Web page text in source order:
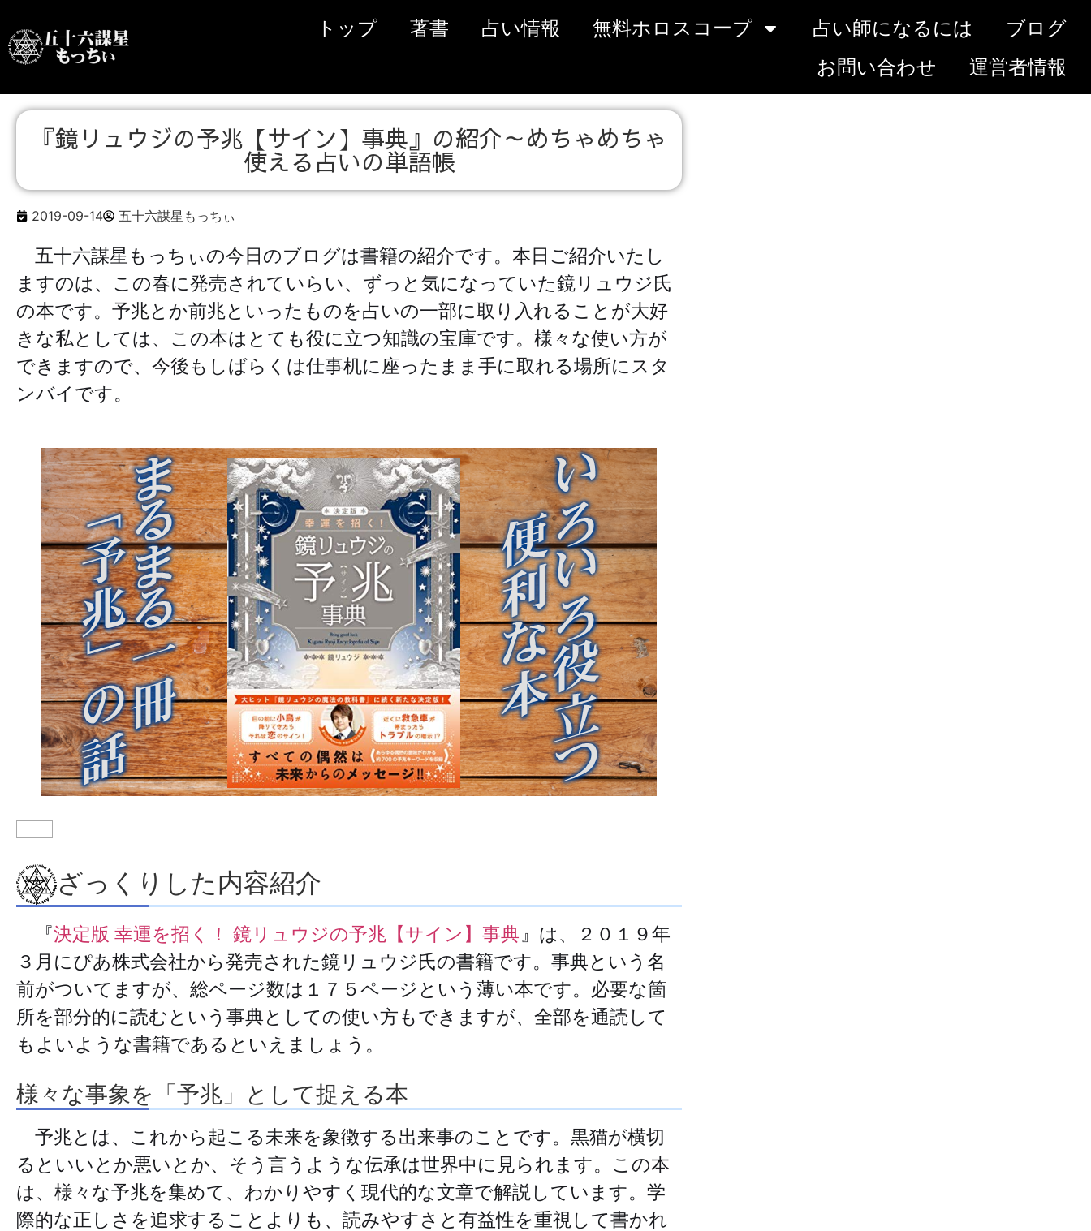
トップ 著書 占い情報 無料ホロスコープ 占い師になるには
ブログ
お問い合わせ
運営者情報
『鏡リュウジの予兆【サイン】事典』の紹介～めちゃめちゃ
使える占いの単語帳
2019-09-14 五十六謀星もっちぃ
五十六謀星もっちぃの今日のブログは書籍の紹介です。本日ご紹介いたし
ますのは、この春に発売されていらい、ずっと気になっていた鏡リュウジ氏
の本です。予兆とか前兆といったものを占いの一部に取り入れることが大好
きな私としては、この本はとても役に立つ知識の宝庫です。様々な使い方が
できますので、今後もしばらくは仕事机に座ったまま手に取れる場所にスタ
ンバイです。
ざっくりした内容紹介
『決定版 幸運を招く！ 鏡リュウジの予兆【サイン】事典 』は、２０１９年
３月にぴあ株式会社から発売された鏡リュウジ氏の書籍です。事典という名
前がついてますが、総ページ数は１７５ページという薄い本です。必要な箇
所を部分的に読むという事典としての使い方もできますが、全部を通読して
もよいような書籍であるといえましょう。
様々な事象を「予兆」として捉える本
予兆とは、これから起こる未来を象徴する出来事のことです。黒猫が横切
るといいとか悪いとか、そう言うような伝承は世界中に見られます。この本
は、様々な予兆を集めて、わかりやすく現代的な文章で解説しています。学
際的な正しさを追求することよりも、読みやすさと有益性を重視して書かれ